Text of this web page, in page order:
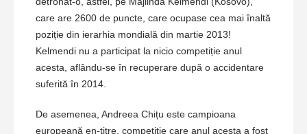
care are 2600 de puncte, care ocupase cea mai înaltă
poziție din ierarhia mondială din martie 2013!
Kelmendi nu a participat la nicio competiție anul
acesta, aflându-se în recuperare după o accidentare
suferită în 2014.
De asemenea, Andreea Chițu este campioana
europeană en-titre, competiție care anul acesta a fost